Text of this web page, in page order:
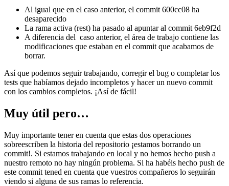
Al igual que en el caso anterior, el commit 600cc08 ha
desaparecido
La rama activa (rest) ha pasado al apuntar al commit 6eb9f2d
A diferencia del caso anterior, el área de trabajo contiene las
modificaciones que estaban en el commit que acabamos de
borrar.
Así que podemos seguir trabajando, corregir el bug o completar los
tests que habíamos dejado incompletos y hacer un nuevo commit
con los cambios completos. ¡Así de fácil!
Muy útil pero…
Muy importante tener en cuenta que estas dos operaciones
sobreescriben la historia del repositorio ¡estamos borrando un
commit!. Si estamos trabajando en local y no hemos hecho push a
nuestro remoto no hay ningún problema. Si ha habéis hecho push de
este commit tened en cuenta que vuestros compañeros lo seguirán
viendo si alguna de sus ramas lo referencia.